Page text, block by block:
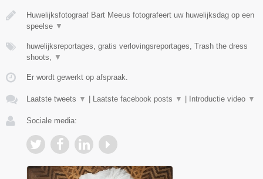
Huwelijksfotograaf Bart Meeus fotografeert uw huwelijksdag op een
speelse ▼
huwelijksreportages, gratis verlovingsreportages, Trash the dress
shoots,
▼
Er wordt gewerkt op afspraak.
Laatste tweets ▼ Laatste facebook posts ▼ Introductie video ▼
Sociale media: